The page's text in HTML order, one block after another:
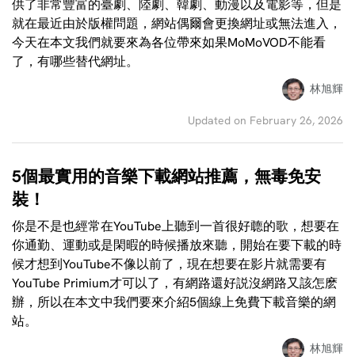
供了非常豐富的臺劇、陸劇、韓劇、動漫以及電影等，但是
就在最近由於版權問題，網站偶爾會更換網址或無法進入，
今天在本文我們就要來為各位帶來如果MoMoVOD不能看
了，有哪些替代網址。
林旭輝
Updated on February 26, 2026
5個最實用的音樂下載網站推薦，無毒免安
裝！
你是不是也經常在YouTube上聽到一首很好聼的歌，想要在
你通勤、運動或是閑暇的時候播放來聽，開始在要下載的時
候才想到YouTube不像以前了，現在想要在影片就需要有
YouTube Primium才可以了，有網路還好説沒網路又該怎麽
辦，所以在本文中我們要來介紹5個線上免費下載音樂的網
站。
林旭輝